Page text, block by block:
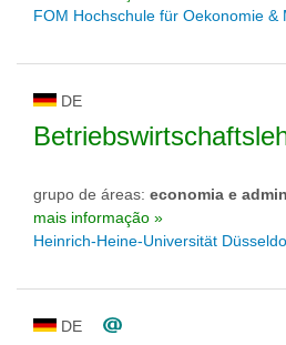
FOM Hochschule für Oekonomie &
DE
grupo de áreas: economia e
mais informação »
Heinrich-Heine-Universität
DE